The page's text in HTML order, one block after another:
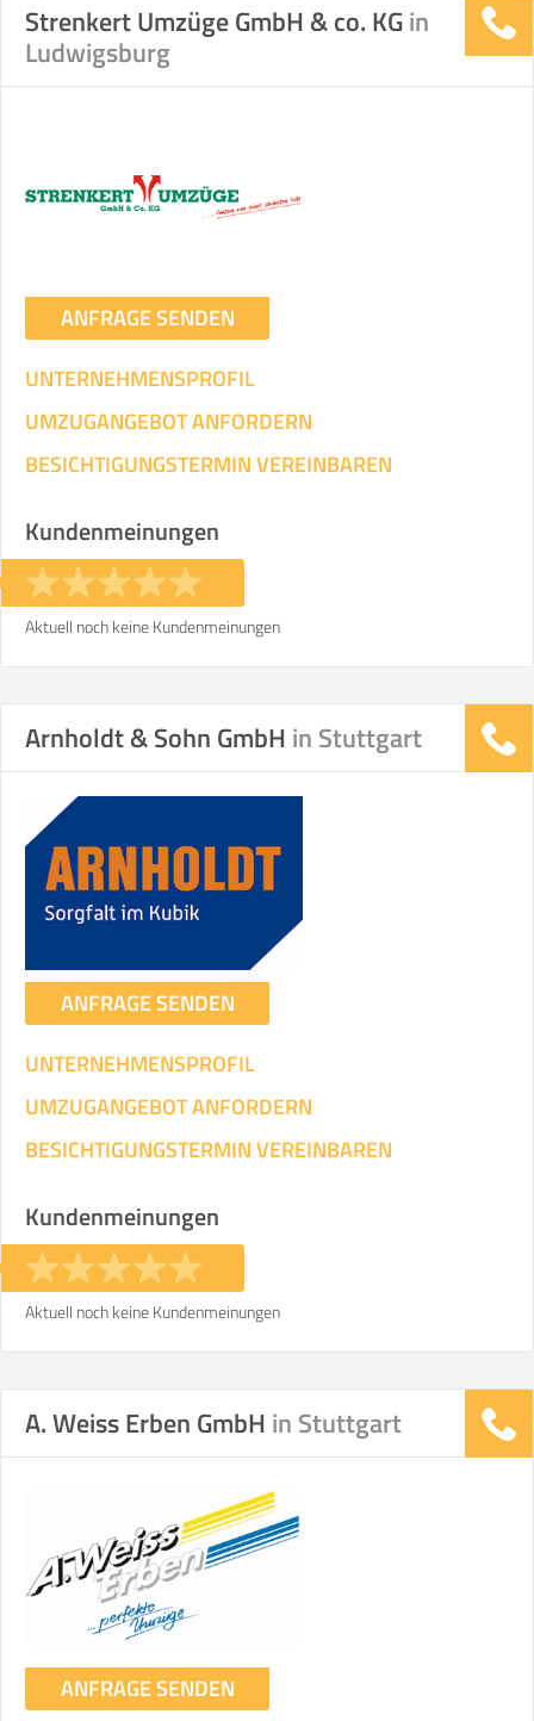
Strenkert Umzüge GmbH & co. KGin
Ludwigsburg
ANFRAGE SENDEN
UNTERNEHMENSPROFIL
UMZUGANGEBOT ANFORDERN
BESICHTIGUNGSTERMIN VEREINBAREN
Kundenmeinungen
Aktuell noch keine Kundenmeinungen
Arnholdt & Sohn GmbH in Stuttgart
ANFRAGE SENDEN
UNTERNEHMENSPROFIL
UMZUGANGEBOT ANFORDERN
BESICHTIGUNGSTERMIN VEREINBAREN
Kundenmeinungen
Aktuell noch keine Kundenmeinungen
A. Weiss Erben GmbH in Stuttgart
ANFRAGE SENDEN